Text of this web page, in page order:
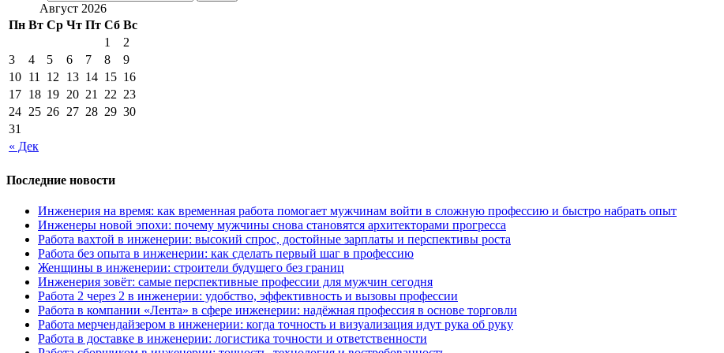
Август 2026
Пн Вт Ср Чт Пт Сб Вс
« Дек
1
2
3
4 5 6 7 8
9
10 11 12 13 14 15 16
17 18 19 20 21 22 23
24 25 26 27 28 29 30
31
Последние новости
Инженерия на время: как временная работа помогает мужчинам войти в сложную профессию и быстро набрать опыт
Инженеры новой эпохи: почему мужчины снова становятся архитекторами прогресса
Работа вахтой в инженерии: высокий спрос, достойные зарплаты и перспективы роста
Работа без опыта в инженерии: как сделать первый шаг в профессию
Женщины в инженерии: строители будущего без границ
Инженерия зовёт: самые перспективные профессии для мужчин сегодня
Работа 2 через 2 в инженерии: удобство, эффективность и вызовы профессии
Работа в компании «Лента» в сфере инженерии: надёжная профессия в основе торговли
Работа мерчендайзером в инженерии: когда точность и визуализация идут рука об руку
Работа в доставке в инженерии: логистика точности и ответственности